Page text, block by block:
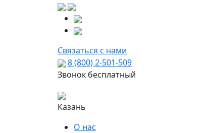
Связаться с нами
8 (800) 2-501-509
Звонок бесплатный
Казань
О нас